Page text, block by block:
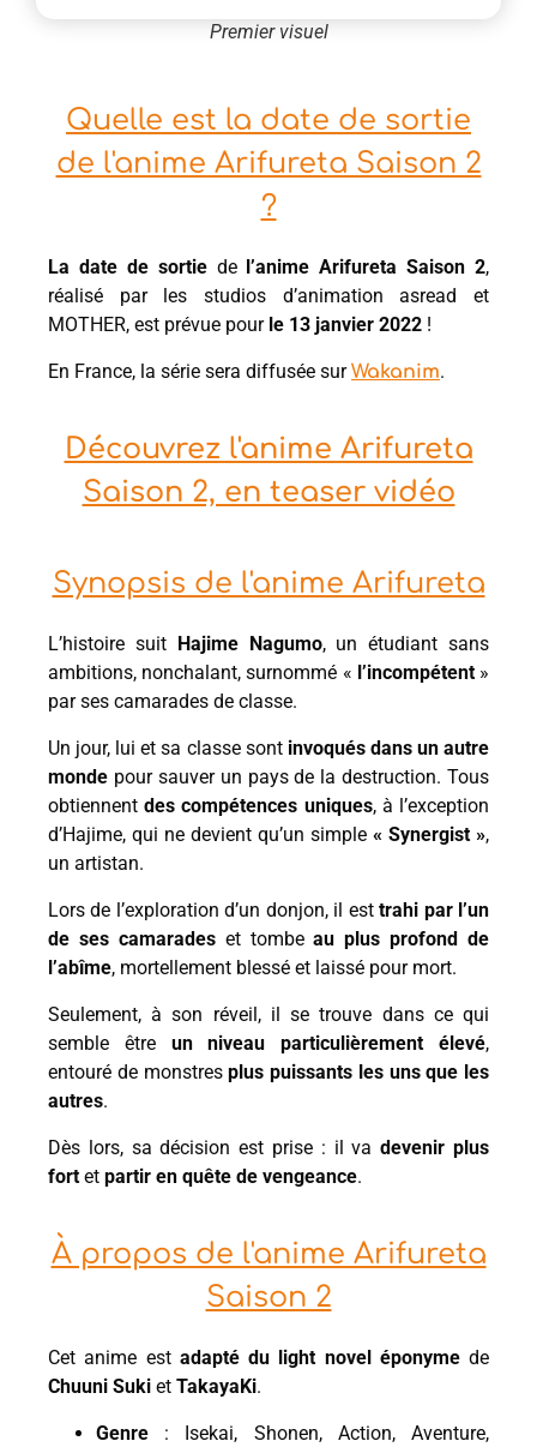
Premier visuel
Quelle est la date de sortie
de l'anime Arifureta Saison 2
?
La date de sortiede l’anime Arifureta Saison 2,
réalisé par les studios d’animation asread et
MOTHER, est prévue pour le 13 janvier 2022 !
En France, la série sera diffusée surWakanim.
Découvrez l'anime Arifureta
Saison 2, en teaser vidéo
Synopsis de l'anime Arifureta
L’histoire suit Hajime Nagumo, un étudiant sans
ambitions, nonchalant, surnommé « l’incompétent»
par ses camarades de classe.
Un jour, lui et sa classe sont invoqués dans un autre
monde pour sauver un pays de la destruction. Tous
obtiennentdes compétences uniques, à l’exception
d’Hajime, qui ne devient qu’un simple « Synergist »,
un artistan.
Lors de l’exploration d’un donjon, il esttrahi par l’un
de ses camaradeset tombeau plus profond de
l’abîme, mortellement blessé et laissé pour mort.
Seulement, à son réveil, il se trouve dans ce qui
semble être un niveau particulièrement élevé,
entouré de monstresplus puissants les uns que les
autres.
Dès lors, sa décision est prise : il vadevenir plus
fort et partir en quête de vengeance.
À propos de l'anime Arifureta
Saison 2
Cet anime est adapté du light novel éponymede
Chuuni Suki et TakayaKi.
Genre : Isekai, Shonen, Action, Aventure,